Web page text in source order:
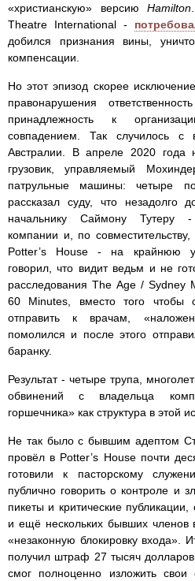
«христианскую» версиюHamilton
Theatre International -
добился признания вины,
компенсации.
Но этот эпизод скорее
правонарушения
принадлежность к
совпадением. Так случилось с
Австралии. В апреле 2020 года
грузовик, управляемый
патрульные машины: четыре
рассказал суду, что незадолго
начальнику Саймону Тутеру -
компании и, по
Potter’s House - на крайнюю
говорил, что видит ведьм и не
расследования The Age /
60 Minutes, вместо того чтобы
отправить к врачам,
помолился и после этого
баранку.
Результат - четыре трупа,
обвинений с владельца
горшечника» как структура в этой
Не так было с бывшим адептом
провёл в Potter’s House почти
готовили к пасторскому
публично говорить о контроле и
пикеты и критические
и ещё нескольких бывших членов
«незаконную блокировку входа».
получил штраф 27 тысяч
смог полноценно изложить